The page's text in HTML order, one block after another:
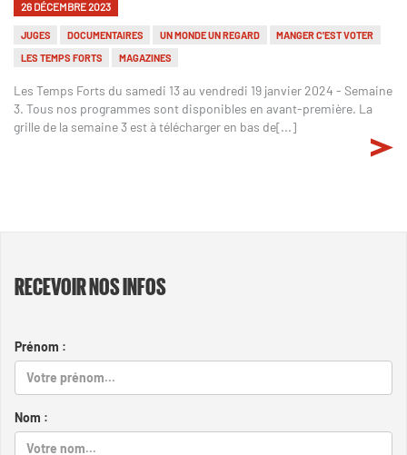
26 DÉCEMBRE 2023
JUGES DOCUMENTAIRES UN MONDE UN REGARD
MANGER C'EST VOTER
LES TEMPS FORTS
MAGAZINES
Les Temps Forts du samedi 13 au vendredi 19 janvier 2024 - Semaine
3. Tous nos programmes sont disponibles en avant-première. La
grille de la semaine 3 est à télécharger en bas de[...]
RECEVOIR NOS INFOS
Prénom :
Nom :